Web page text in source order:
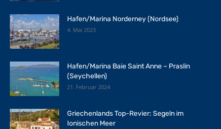
Hafen/Marina Norderney (Nordsee)
4. Mai 2023
Hafen/Marina Baie Saint Anne – Praslin
(Seychellen)
21. Februar 2024
Griechenlands Top-Revier: Segeln im
Ionischen Meer